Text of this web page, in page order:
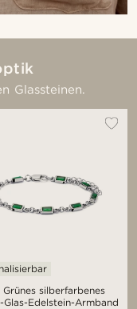
Glassteinen.
Grünes silberfarbenes
Glas-Edelstein-Armband